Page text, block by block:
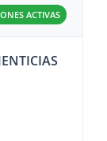
ACTIVAS